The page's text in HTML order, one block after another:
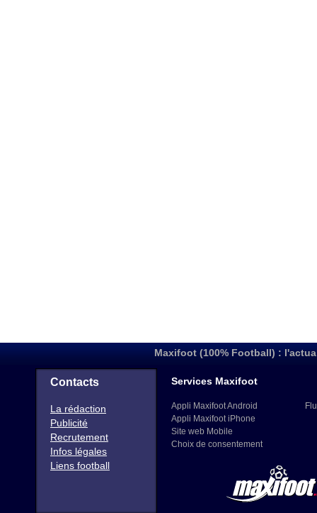
Maxifoot (100% Football) :
Contacts
La rédaction
Publicité
Recrutement
Infos légales
Liens football
Services Maxifoot
Appli Maxifoot Android
Appli Maxifoot iPhone
Site web Mobile
Choix de consentement